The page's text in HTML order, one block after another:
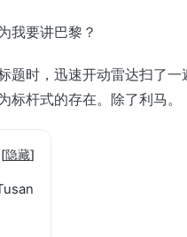
我要讲巴黎？
题时，迅速开动雷达扫了
标杆式的存在。除了利马。
[隐藏]